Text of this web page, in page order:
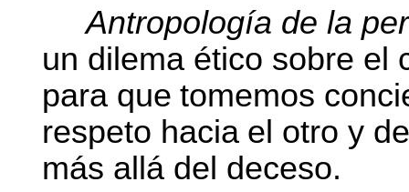
Antropología de la
un dilema ético sobre el
para que tomemos
respeto hacia el otro y
más allá del deceso.